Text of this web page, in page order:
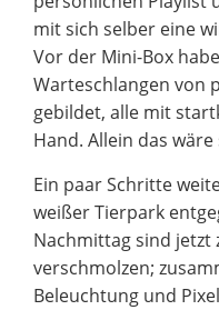
mit sich selber eine
Vor der Mini-Box
Warteschlangen von
gebildet, alle mit
Hand. Allein das
Ein paar Schritte
weißer Tierpark
Nachmittag sind jetzt
verschmolzen;
Beleuchtung und